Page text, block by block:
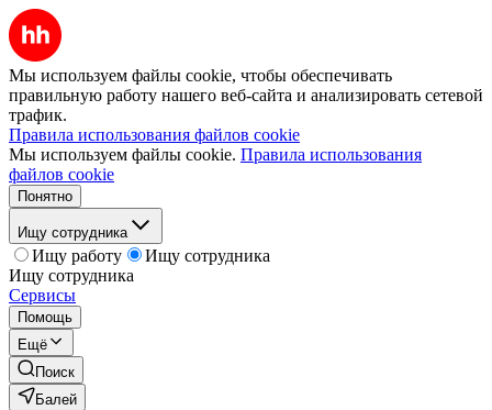
Мы используем файлы cookie, чтобы обеспечивать
правильную работу нашего веб-сайта и анализировать сетевой
трафик.
Правила использования файлов cookie
Мы используем файлы cookie. Правила использования
файлов cookie
Понятно
Ищу сотрудника
Ищу работу
Ищу сотрудника
Ищу сотрудника
Сервисы
Помощь
Ещё
Поиск
Балей